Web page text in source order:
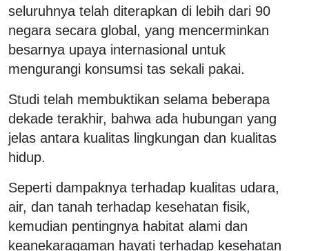
seluruhnya telah diterapkan di lebih dari 90
negara secara global, yang mencerminkan
besarnya upaya internasional untuk
mengurangi konsumsi tas sekali pakai.
Studi telah membuktikan selama beberapa
dekade terakhir, bahwa ada hubungan yang
jelas antara kualitas lingkungan dan kualitas
hidup.
Seperti dampaknya terhadap kualitas udara,
air, dan tanah terhadap kesehatan fisik,
kemudian pentingnya habitat alami dan
keanekaragaman hayati terhadap kesehatan